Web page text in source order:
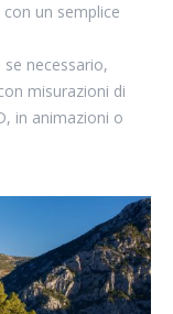
un semplice
necessario,
misurazioni di
in animazioni o